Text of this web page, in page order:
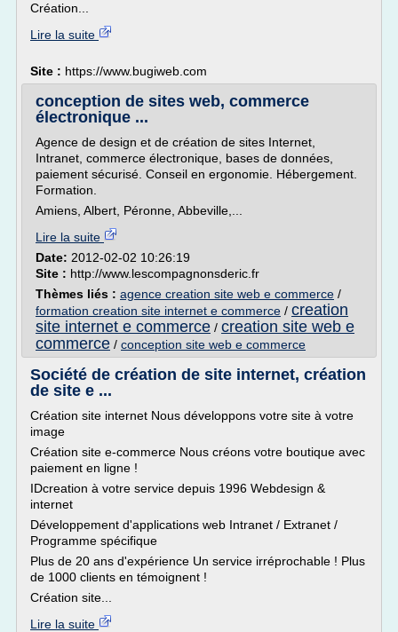
Création...
Lire la suite
Site : https://www.bugiweb.com
conception de sites web, commerce
électronique ...
Agence de design et de création de sites Internet,
Intranet, commerce électronique, bases de données,
paiement sécurisé. Conseil en ergonomie. Hébergement.
Formation.
Amiens, Albert, Péronne, Abbeville,...
Lire la suite
Date: 2012-02-02 10:26:19
Site : http://www.lescompagnonsderic.fr
Thèmes liés : agence creation site web e commerce /
formation creation site internet e commerce / creation
site internet e commerce / creation site web e
commerce / conception site web e commerce
Société de création de site internet, création
de site e ...
Création site internet Nous développons votre site à votre
image
Création site e-commerce Nous créons votre boutique avec
paiement en ligne !
IDcreation à votre service depuis 1996 Webdesign &
internet
Développement d'applications web Intranet / Extranet /
Programme spécifique
Plus de 20 ans d'expérience Un service irréprochable ! Plus
de 1000 clients en témoignent !
Création site...
Lire la suite